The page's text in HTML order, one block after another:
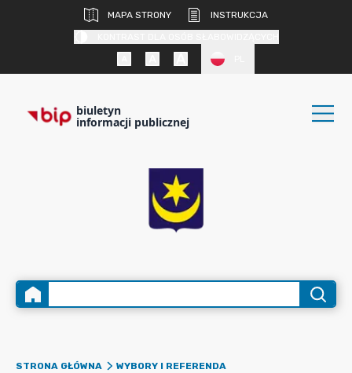
MAPA STRONY
INSTRUKCJA
biuletyn
informacji publicznej
STRONA GŁÓWNA
WYBORY I REFERENDA